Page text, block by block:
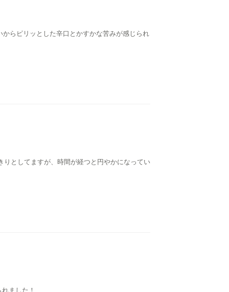
らピリッとした辛口とかすかな苦みが感じられ
としてますが、時間が経つと円やかになってい
ました！